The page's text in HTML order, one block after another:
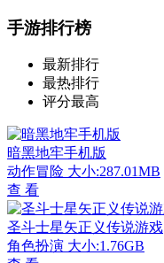
手游排行榜
最新排行
最热排行
评分最高
暗黑地牢手机版
动作冒险 大小:287.01MB
查 看
圣斗士星矢正义传说游戏
角色扮演 大小:1.76GB